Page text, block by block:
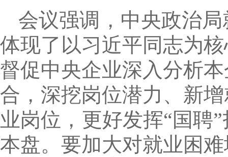
会议强调，中央政治
体现了以习近平同志为
督促中央企业深入分析
合，深挖岗位潜力、新
业岗位，更好发挥“国聘
本盘。要加大对就业困